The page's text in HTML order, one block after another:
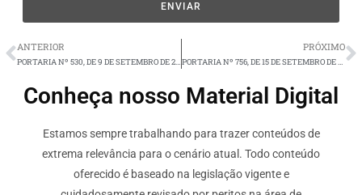
ENVIAR
ANTERIOR
PORTARIA Nº 530, DE 9 DE SETEMBRO DE 2020.
PRÓXIMO
PORTARIA Nº 756, DE 15 DE SETEMBRO DE 2020.
Conheça nosso Material Digital
Estamos sempre trabalhando para trazer conteúdos de
extrema relevância para o cenário atual. Todo conteúdo
oferecido é baseado na legislação vigente e